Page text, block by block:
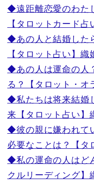
◆遠距離恋愛のわた
【タロットカード占
◆あの人と結婚した
【タロット占い】織
◆あの人は運命の人
る？【タロット・オ
◆私たちは将来結婚
来【タロット占い】
◆彼の親に嫌われて
必要なことは？【タ
◆私の運命の人はど
クルリーディング】